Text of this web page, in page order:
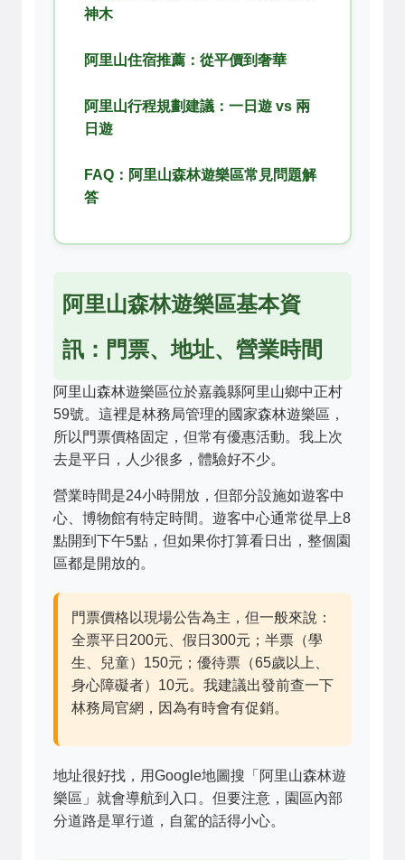
神木
阿里山住宿推薦：從平價到奢華
阿里山行程規劃建議：一日遊 vs 兩
日遊
FAQ：阿里山森林遊樂區常見問題解
答
阿里山森林遊樂區基本資
訊：門票、地址、營業時間
阿里山森林遊樂區位於嘉義縣阿里山鄉中正村
59號。這裡是林務局管理的國家森林遊樂區，
所以門票價格固定，但常有優惠活動。我上次
去是平日，人少很多，體驗好不少。
營業時間是24小時開放，但部分設施如遊客中
心、博物館有特定時間。遊客中心通常從早上8
點開到下午5點，但如果你打算看日出，整個園
區都是開放的。
門票價格以現場公告為主，但一般來說：
全票平日200元、假日300元；半票（學
生、兒童）150元；優待票（65歲以上、
身心障礙者）10元。我建議出發前查一下
林務局官網 ，因為有時會有促銷。
地址很好找，用Google地圖搜「阿里山森林遊
樂區」就會導航到入口。但要注意，園區內部
分道路是單行道，自駕的話得小心。